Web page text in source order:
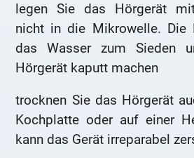
legen Sie das Hörgerät
nicht in die Mikrowelle. Die
das Wasser zum Sieden
Hörgerät kaputt machen
trocknen Sie das Hörgerät
Kochplatte oder auf einer
kann das Gerät irreparabel